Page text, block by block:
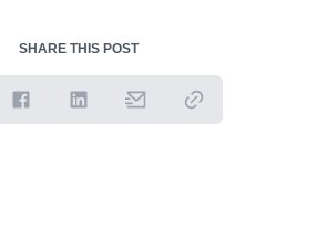
SHARE THIS POST